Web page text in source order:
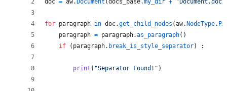
doc = aw. Document (docs_base.my_dir +
for paragraph in doc.get_child_nodes (aw. NodeType.
paragraph = paragraph.as_paragraph()
if ( paragraph. break_is_style_separator) :
print ( "Separator Found!" )